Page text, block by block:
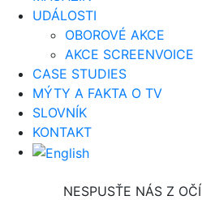
UDÁLOSTI
OBOROVÉ AKCE
AKCE SCREENVOICE
CASE STUDIES
MÝTY A FAKTA O TV
SLOVNÍK
KONTAKT
NESPUSŤE NÁS Z OČÍ